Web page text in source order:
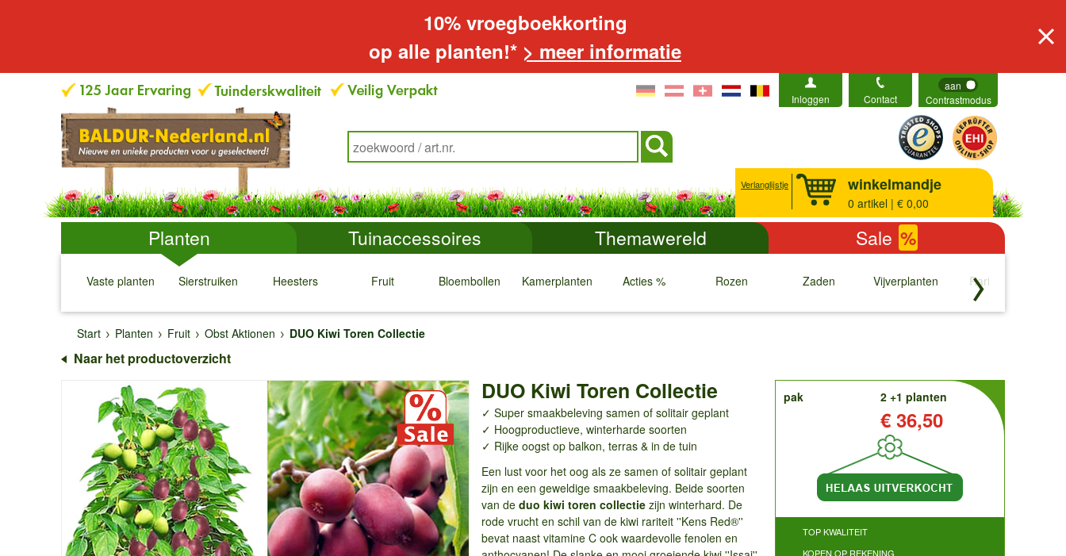
10% vroegboekkorting
op alle planten!* > meer informatie
Inloggen Contact
aan
Contrastmodus
Verlanglijstje winkelmandje
0 artikel | € 0,00
Planten Tuinaccessoires Themawereld Sale %
Vaste planten
↓
Sierstruiken
↓
Heesters
↓
Fruit
↓
Bloembollen
↓
Kamerplanten
↓
Acties %
↓
Rozen
↓
Zaden
↓
Vijverplanten
↓
Rariteiten
↓
Start
Planten Fruit Obst Aktionen DUO Kiwi Toren Collectie
Naar het productoverzicht
DUO Kiwi Toren Collectie
✓ Super smaakbeleving samen of solitair geplant
✓ Hoogproductieve, winterharde soorten
✓ Rijke oogst op balkon, terras & in de tuin
Een lust voor het oog als ze samen of solitair geplant
zijn en een geweldige smaakbeleving. Beide soorten
van de duo kiwi toren collectiezijn winterhard. De
rode vrucht en schil van de kiwi rariteit ''Kens Red®''
bevat naast vitamine C ook waardevolle fenolen en
order
pak
2 +1 planten
€ 36,50
TOP KWALITEIT
KOPEN OP REKENING